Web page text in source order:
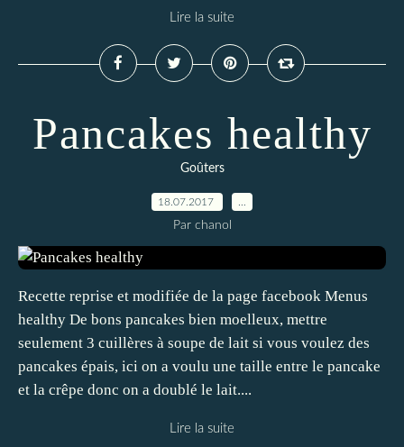
Lire la suite
Pancakes healthy
Goûters
18.07.2017
Par chanol
Recette reprise et modifiée de la page facebook Menus
healthy De bons pancakes bien moelleux, mettre
seulement 3 cuillères à soupe de lait si vous voulez des
pancakes épais, ici on a voulu une taille entre le pancake
et la crêpe donc on a doublé le lait....
Lire la suite